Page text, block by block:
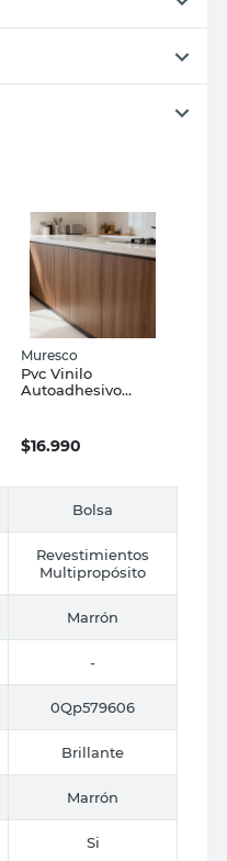
Muresco
Pvc Vinilo
Autoadhesivo
$16.990
Bolsa
Revestimientos
Multipropósito
Marrón
-
0Qp579606
Brillante
Marrón
Si